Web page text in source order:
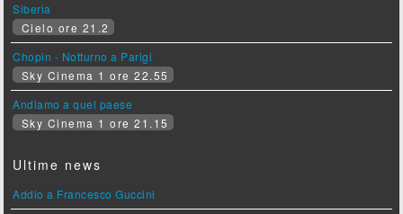
Siberia
Cielo ore 21.2
Chopin - Notturno a Parigi
Sky Cinema 1 ore 22.55
Andiamo a quel paese
Sky Cinema 1 ore 21.15
Ultime news
Addio a Francesco Guccini